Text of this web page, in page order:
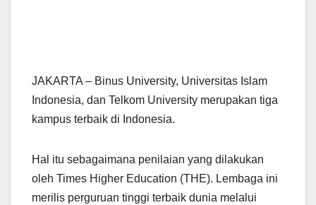
JAKARTA – Binus University, Universitas Islam
Indonesia, dan Telkom University merupakan tiga
kampus terbaik di Indonesia.
Hal itu sebagaimana penilaian yang dilakukan
oleh Times Higher Education (THE). Lembaga ini
merilis perguruan tinggi terbaik dunia melalui